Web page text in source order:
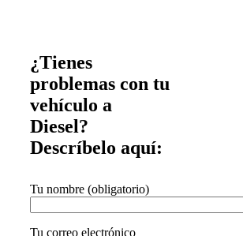
¿Tienes
problemas con tu
vehículo a
Diesel?
Descríbelo aquí:
Tu nombre (obligatorio)
Tu correo electrónico